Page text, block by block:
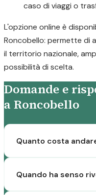
caso di viaggi o
L'opzione online è
Roncobello: permette di
il territorio nazionale,
possibilità di scelta.
Domande e
a Roncobello
Quanto costa
Quando ha senso